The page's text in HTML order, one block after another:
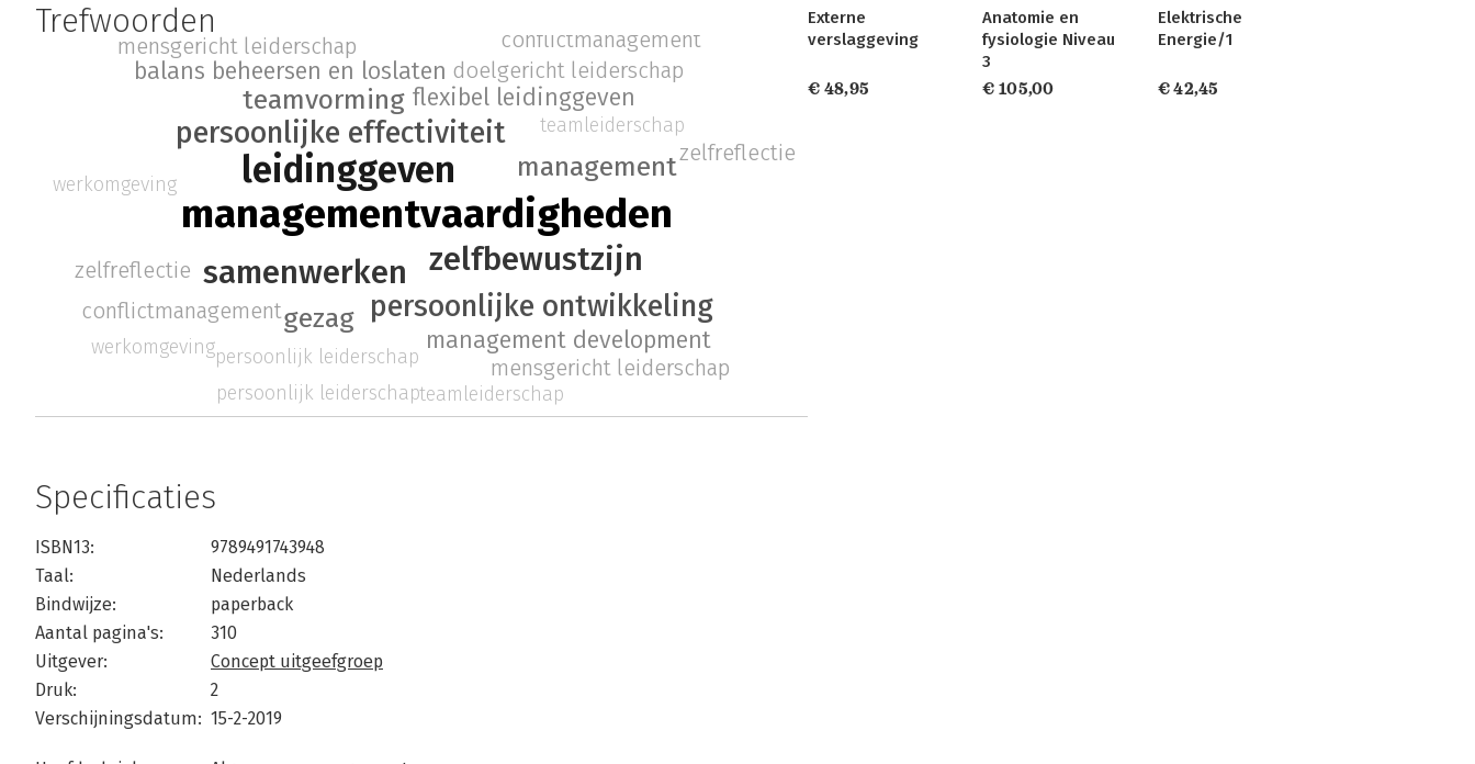
Trefwoorden
managementvaardigheden
leidinggeven
zelfbewustzijn
samenwerken
persoonlijke effectiviteit
persoonlijke ontwikkeling
management
teamvorming
gezag
flexibel leidinggeven
management development
balans beheersen en loslaten
teamleiderschap
persoonlijk leiderschap mensgericht leiderschap
conflictmanagement
doelgericht leiderschap
zelfreflectie
werkomgeving
teamleiderschap
persoonlijk leiderschap
mensgericht leiderschap conflictmanagement
zelfreflectie
werkomgeving
Specificaties
ISBN13:
9789491743948
Taal:
Nederlands
Bindwijze:
paperback
Aantal pagina's:
310
Uitgever:
Concept uitgeefgroep
Druk:
2
Verschijningsdatum: 15-2-2019
Externe
verslaggeving
€ 48,95
Anatomie en
fysiologie Niveau
3
€ 105,00
Elektrische
Energie/1
€ 42,45